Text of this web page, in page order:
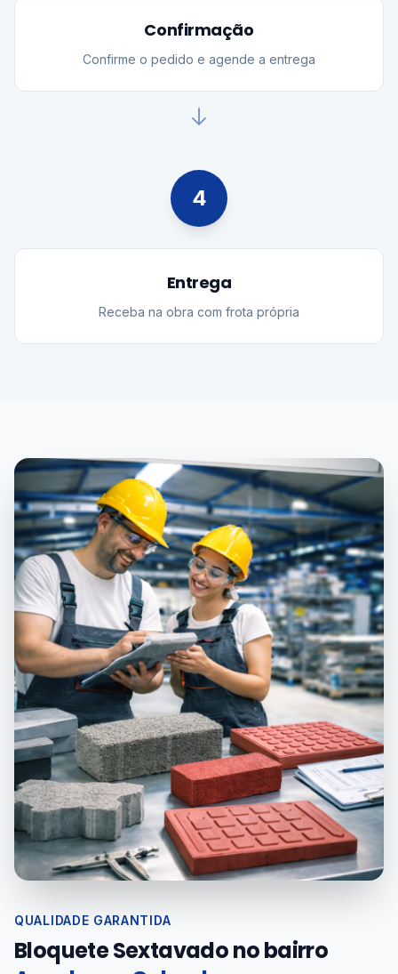
Confirmação
Confirme o pedido e agende a entrega
4
Entrega
Receba na obra com frota própria
QUALIDADE GARANTIDA
Bloquete Sextavado no bairro